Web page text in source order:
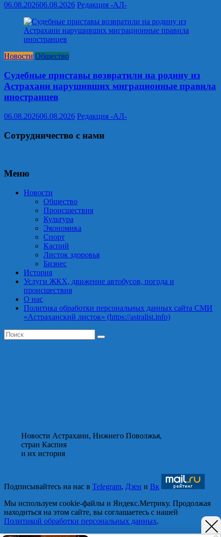
06.08.202606.08.2026 Редакция -АЛ-
Новости Общество
Судебные приставы возвратили на родину из
Астрахани нарушивших миграционные правила
иностранцев
06.08.202606.08.2026 Редакция -АЛ-
Сотрудничество с нами
Меню
Новости
Общество
Происшествия
Культура
Экономика
Спорт
Каспий
Листок здоровья
Бизнес
История
Услуги ЖКХ, движение автобусов, погода и
происшествия
О нас
Политика обработки персональных данных сайта СМИ
«Астраханский листок» (https://astralist.info)
Новости Астрахани, Нижнего Поволжья,
стран Каспия
и их история
Подписывайтесь на нас в Telegram, Дзен и Вк
Мы используем cookie-файлы и Яндекс.Метрику. Продолжая
находиться на этом сайте, вы соглашаетесь с нашей
Политикой обработки персональных данных.